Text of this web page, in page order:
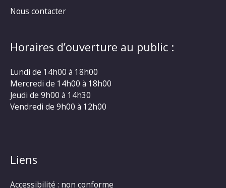
Nous contacter
Horaires d’ouverture au public :
Lundi de 14h00 à 18h00
Mercredi de 14h00 à 18h00
Jeudi de 9h00 à 14h30
Vendredi de 9h00 à 12h00
Liens
Accessibilité : non conforme